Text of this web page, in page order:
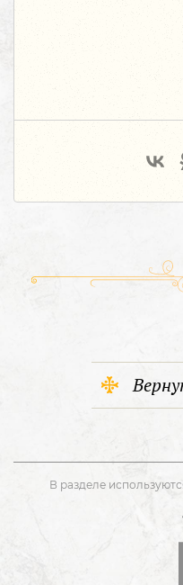
В разделе